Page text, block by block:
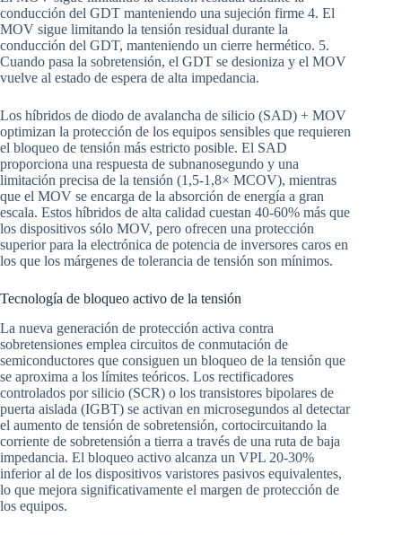
conducción del GDT manteniendo una sujeción firme 4. El
MOV sigue limitando la tensión residual durante la
conducción del GDT, manteniendo un cierre hermético. 5.
Cuando pasa la sobretensión, el GDT se desioniza y el MOV
vuelve al estado de espera de alta impedancia.
Los híbridos de diodo de avalancha de silicio (SAD) + MOV
optimizan la protección de los equipos sensibles que requieren
el bloqueo de tensión más estricto posible. El SAD
proporciona una respuesta de subnanosegundo y una
limitación precisa de la tensión (1,5-1,8× MCOV), mientras
que el MOV se encarga de la absorción de energía a gran
escala. Estos híbridos de alta calidad cuestan 40-60% más que
los dispositivos sólo MOV, pero ofrecen una protección
superior para la electrónica de potencia de inversores caros en
los que los márgenes de tolerancia de tensión son mínimos.
Tecnología de bloqueo activo de la tensión
La nueva generación de protección activa contra
sobretensiones emplea circuitos de conmutación de
semiconductores que consiguen un bloqueo de la tensión que
se aproxima a los límites teóricos. Los rectificadores
controlados por silicio (SCR) o los transistores bipolares de
puerta aislada (IGBT) se activan en microsegundos al detectar
el aumento de tensión de sobretensión, cortocircuitando la
corriente de sobretensión a tierra a través de una ruta de baja
impedancia. El bloqueo activo alcanza un VPL 20-30%
inferior al de los dispositivos varistores pasivos equivalentes,
lo que mejora significativamente el margen de protección de
los equipos.